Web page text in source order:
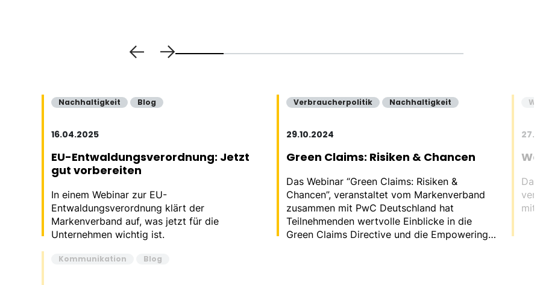
Nachhaltigkeit Blog
16.04.2025
EU-Entwaldungsverordnung: Jetzt
gut vorbereiten
In einem Webinar zur EU-
Entwaldungsverordnung klärt der
Markenverband auf, was jetzt für die
Unternehmen wichtig ist.
Verbraucherpolitik Nachhaltigkeit
29.10.2024
Green Claims: Risiken & Chancen
Das Webinar “Green Claims: Risiken &
Chancen”, veranstaltet vom Markenverband
zusammen mit PwC Deutschland hat
Teilnehmenden wertvolle Einblicke in die
Green Claims Directive und die Empowering
Kommunikation Blog